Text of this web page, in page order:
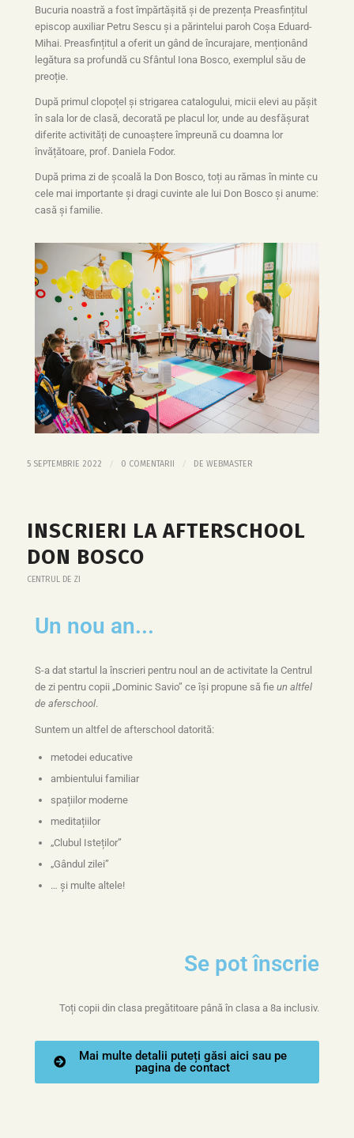
Bucuria noastră a fost împărtășită și de prezența Preasfințitul
episcop auxiliar Petru Sescu și a părintelui paroh Coșa Eduard-
Mihai. Preasfințitul a oferit un gând de încurajare, menționând
legătura sa profundă cu Sfântul Iona Bosco, exemplul său de
preoție.
După primul clopoțel și strigarea catalogului, micii elevi au pășit
în sala lor de clasă, decorată pe placul lor, unde au desfășurat
diferite activități de cunoaștere împreună cu doamna lor
învățătoare, prof. Daniela Fodor.
După prima zi de școală la Don Bosco, toți au rămas în minte cu
cele mai importante și dragi cuvinte ale lui Don Bosco și anume:
casă și familie.
5 SEPTEMBRIE 2022 / 0 COMENTARII / DE WEBMASTER
INSCRIERI LA AFTERSCHOOL
DON BOSCO
CENTRUL DE ZI
Un nou an...
S-a dat startul la înscrieri pentru noul an de activitate la Centrul
de zi pentru copii „Dominic Savio” ce își propune să fie un altfel
de aferschool.
Suntem un altfel de afterschool datorită:
metodei educative
ambientului familiar
spațiilor moderne
meditațiilor
„Clubul Isteților”
„Gândul zilei”
… și multe altele!
Se pot înscrie
Toți copii din clasa pregătitoare până în clasa a 8a inclusiv.
Mai multe detalii puteți găsi aici sau pe
pagina de contact